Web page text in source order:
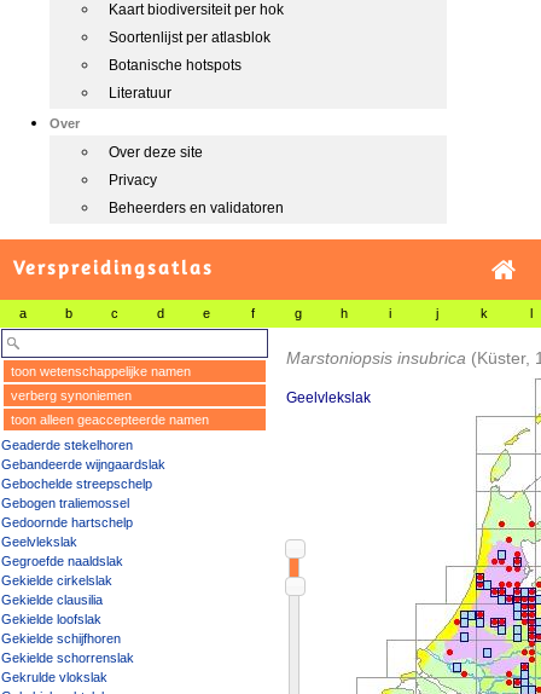
Kaart biodiversiteit per hok
Soortenlijst per atlasblok
Botanische hotspots
Literatuur
Over
Over deze site
Privacy
Beheerders en validatoren
Verspreidingsatlas
a b c d e f g h i j k l
toon wetenschappelijke namen
verberg synoniemen
toon alleen geaccepteerde namen
Geaderde stekelhoren
Gebandeerde wijngaardslak
Gebochelde streepschelp
Gebogen traliemossel
Gedoornde hartschelp
Geelvlekslak
Gegroefde naaldslak
Gekielde cirkelslak
Gekielde clausilia
Gekielde loofslak
Gekielde schijfhoren
Gekielde schorrenslak
Gekrulde vlokslak
Marstoniopsis insubrica (Küster,
Geelvlekslak